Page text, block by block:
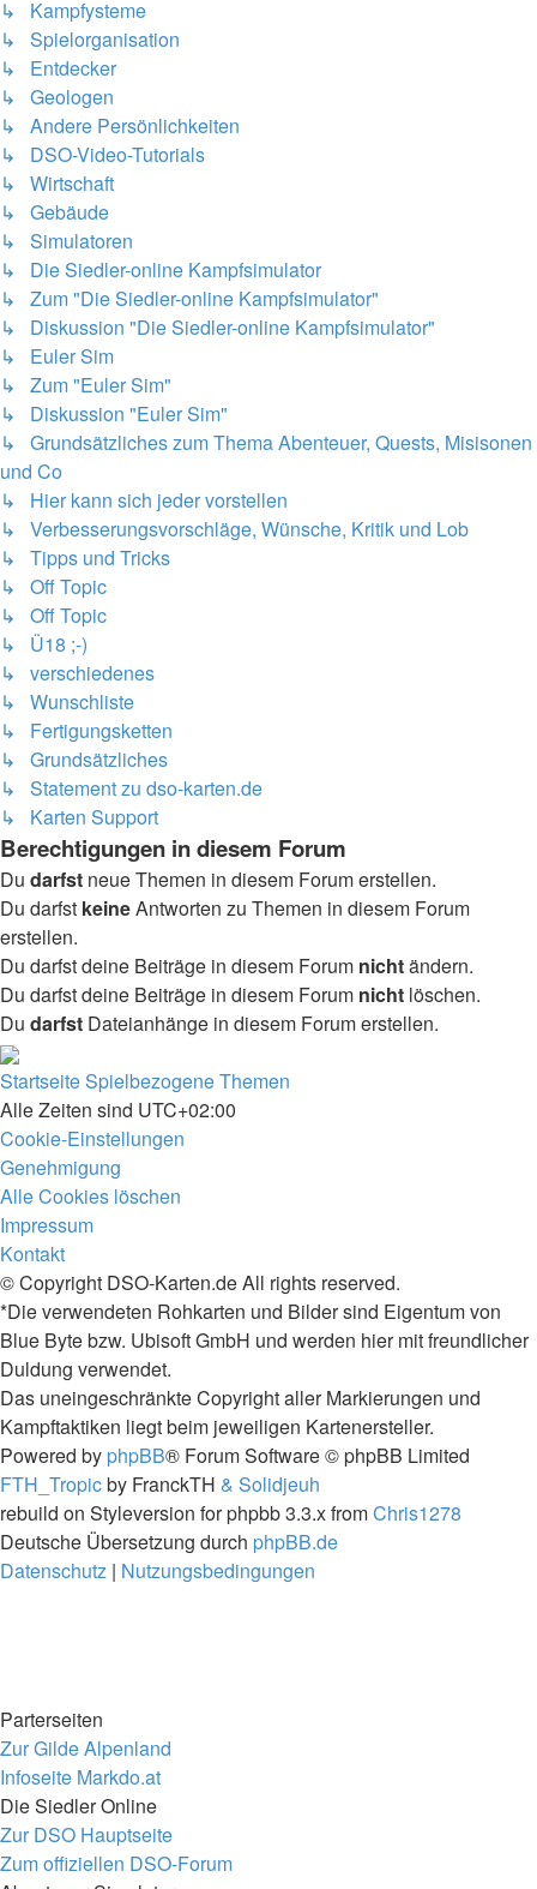
↳ Kampfysteme
↳ Spielorganisation
↳ Entdecker
↳ Geologen
↳ Andere Persönlichkeiten
↳ DSO-Video-Tutorials
↳ Wirtschaft
↳ Gebäude
↳ Simulatoren
↳ Die Siedler-online Kampfsimulator
↳ Zum "Die Siedler-online Kampfsimulator"
↳ Diskussion "Die Siedler-online Kampfsimulator"
↳ Euler Sim
↳ Zum "Euler Sim"
↳ Diskussion "Euler Sim"
↳ Grundsätzliches zum Thema Abenteuer, Quests, Misisonen
und Co
↳ Hier kann sich jeder vorstellen
↳ Verbesserungsvorschläge, Wünsche, Kritik und Lob
↳ Tipps und Tricks
↳ Off Topic
↳ Off Topic
↳ Ü18 ;-)
↳ verschiedenes
↳ Wunschliste
↳ Fertigungsketten
↳ Grundsätzliches
↳ Statement zu dso-karten.de
↳ Karten Support
Berechtigungen in diesem Forum
Du darfst neue Themen in diesem Forum erstellen.
Du darfst keineAntworten zu Themen in diesem Forum
erstellen.
Du darfst deine Beiträge in diesem Forum nichtändern.
Du darfst deine Beiträge in diesem Forum nicht löschen.
Du darfst Dateianhänge in diesem Forum erstellen.
StartseiteSpielbezogene Themen
Alle Zeiten sind UTC+02:00
Cookie-Einstellungen
Genehmigung
Alle Cookies löschen
Impressum
Kontakt
© Copyright DSO-Karten.de All rights reserved.
*Die verwendeten Rohkarten und Bilder sind Eigentum von
Blue Byte bzw. Ubisoft GmbH und werden hier mit freundlicher
Duldung verwendet.
Das uneingeschränkte Copyright aller Markierungen und
Kampftaktiken liegt beim jeweiligen Kartenersteller.
Powered by phpBB® Forum Software © phpBB Limited
FTH_Tropicby FranckTH & Solidjeuh
rebuild on Styleversion for phpbb 3.3.x fromChris1278
Deutsche Übersetzung durch phpBB.de
Datenschutz | Nutzungsbedingungen
Parterseiten
Zur Gilde Alpenland
Infoseite Markdo.at
Die Siedler Online
Zur DSO Hauptseite
Zum offiziellen DSO-Forum